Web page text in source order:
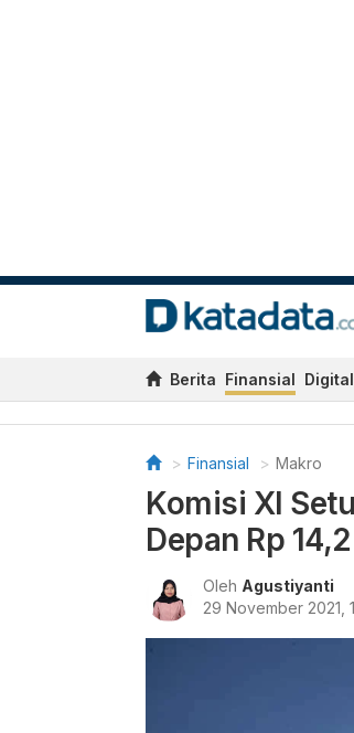
Berita Finansial Digital
Finansial Makro
Komisi XI
Depan Rp
Oleh Agustiyanti
29 November 2021,